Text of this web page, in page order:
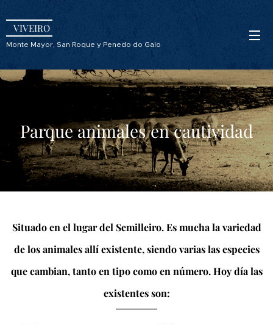
VIVEIRO
Monte Mayor, San Roque y Penedo do Galo
Parque animales en cautividad
Situado en el lugar del Semilleiro. Es mucha la variedad
de los animales allí existente, siendo varias las especies
que cambian, tanto en tipo como en número. Hoy día las
existentes son: